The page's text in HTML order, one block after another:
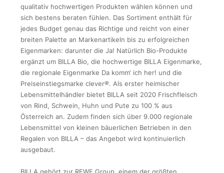
qualitativ hochwertigen Produkten wählen können und
sich bestens beraten fühlen. Das Sortiment enthält für
jedes Budget genau das Richtige und reicht von einer
breiten Palette an Markenartikeln bis zu erfolgreichen
Eigenmarken: darunter die Ja! Natürlich Bio-Produkte
ergänzt um BILLA Bio, die hochwertige BILLA Eigenmarke,
die regionale Eigenmarke Da komm‘ ich her! und die
Preiseinstiegsmarke clever®. Als erster heimischer
Lebensmittelhändler bietet BILLA seit 2020 Frischfleisch
von Rind, Schwein, Huhn und Pute zu 100 % aus
Österreich an. Zudem finden sich über 9.000 regionale
Lebensmittel von kleinen bäuerlichen Betrieben in den
Regalen von BILLA – das Angebot wird kontinuierlich
ausgebaut.